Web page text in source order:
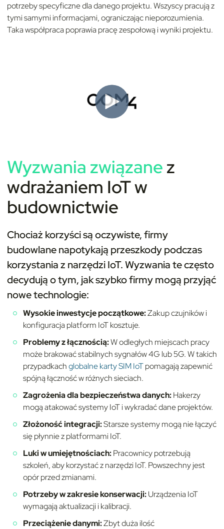
potrzeby specyficzne dla danego projektu. Wszyscy pracują z
tymi samymi informacjami, ograniczając nieporozumienia.
Taka współpraca poprawia pracę zespołową i wyniki projektu.
Wyzwania związanez
wdrażaniem IoT w
budownictwie
Chociaż korzyści są oczywiste, firmy
budowlane napotykają przeszkody podczas
korzystania z narzędzi IoT. Wyzwania te często
decydują o tym, jak szybko firmy mogą przyjąć
nowe technologie:
Wysokie inwestycje początkowe:Zakup czujników i
konfiguracja platform IoT kosztuje.
Problemy z łącznością:W odległych miejscach pracy
może brakować stabilnych sygnałów 4G lub 5G. W takich
przypadkachglobalne karty SIM IoTpomagają zapewnić
spójną łączność w różnych sieciach.
Zagrożenia dla bezpieczeństwa danych:Hakerzy
mogą atakować systemy IoT i wykradać dane projektów.
Złożoność integracji:Starsze systemy mogą nie łączyć
się płynnie z platformami IoT.
Luki w umiejętnościach:Pracownicy potrzebują
szkoleń, aby korzystać z narzędzi IoT. Powszechny jest
opór przed zmianami.
Potrzeby w zakresie konserwacji:Urządzenia IoT
wymagają aktualizacji i kalibracji.
Przeciążenie danymi:Zbyt duża ilość